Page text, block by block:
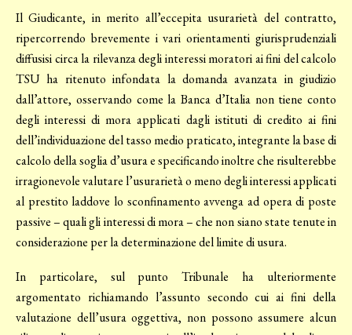
Il Giudicante, in merito all’eccepita usurarietà del contratto,
ripercorrendo brevemente i vari orientamenti giurisprudenziali
diffusisi circa la rilevanza degli interessi moratori ai fini del calcolo
TSU ha ritenuto infondata la domanda avanzata in giudizio
dall’attore, osservando come la Banca d’Italia non tiene conto
degli interessi di mora applicati dagli istituti di credito ai fini
dell’individuazione del tasso medio praticato, integrante la base di
calcolo della soglia d’usura e specificando inoltre che risulterebbe
irragionevole valutare l’usurarietà o meno degli interessi applicati
al prestito laddove lo sconfinamento avvenga ad opera di poste
passive – quali gli interessi di mora – che non siano state tenute in
considerazione per la determinazione del limite di usura.
In particolare, sul punto Tribunale ha ulteriormente
argomentato richiamando l’assunto secondo cui ai fini della
valutazione dell’usura oggettiva, non possono assumere alcun